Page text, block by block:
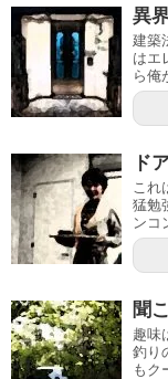
異
建築
はエ
ら俺
ド
これ
猛勉
ンコ
聞
趣味
釣り
もク